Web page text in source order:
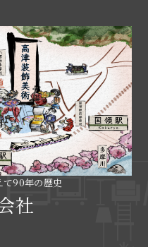
て90年の歴史
社